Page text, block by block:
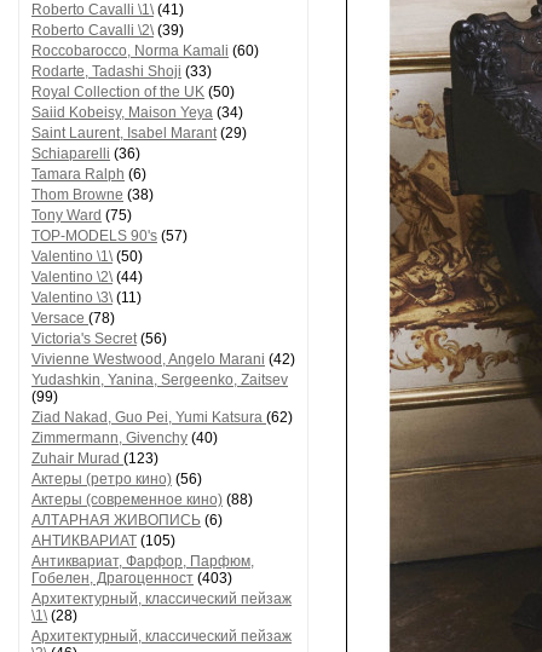
Roberto Cavalli \1\(41)
Roberto Cavalli \2\(39)
Roccobarocco, Norma Kamali (60)
Rodarte, Tadashi Shoji (33)
Royal Collection of the UK (50)
Saiid Kobeisy, Maison Yeya (34)
Saint Laurent, Isabel Marant(29)
Schiaparelli (36)
Tamara Ralph (6)
Thom Browne (38)
Tony Ward (75)
TOP-MODELS 90's (57)
Valentino \1\(50)
Valentino \2\(44)
Valentino \3\(11)
Versace (78)
Victoria's Secret(56)
Vivienne Westwood, Angelo Marani (42)
Yudashkin, Yanina, Sergeenko, Zaitsev
(99)
Ziad Nakad, Guo Pei, Yumi Katsura (62)
Zimmermann, Givenchy (40)
Zuhair Murad (123)
Актеры (ретро кино) (56)
Актеры (современное кино) (88)
АЛТАРНАЯ ЖИВОПИСЬ (6)
АНТИКВАРИАТ (105)
Антиквариат, Фарфор, Парфюм,
Гобелен, Драгоценност (403)
Архитектурный, классический пейзаж
\1\(28)
Архитектурный, классический пейзаж